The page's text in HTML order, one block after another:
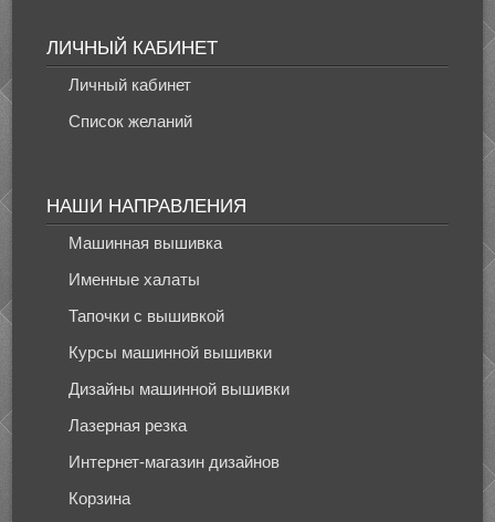
ЛИЧНЫЙ КАБИНЕТ
Личный кабинет
Список желаний
НАШИ НАПРАВЛЕНИЯ
Машинная вышивка
Именные халаты
Тапочки с вышивкой
Курсы машинной вышивки
Дизайны машинной вышивки
Лазерная резка
Интернет-магазин дизайнов
Корзина